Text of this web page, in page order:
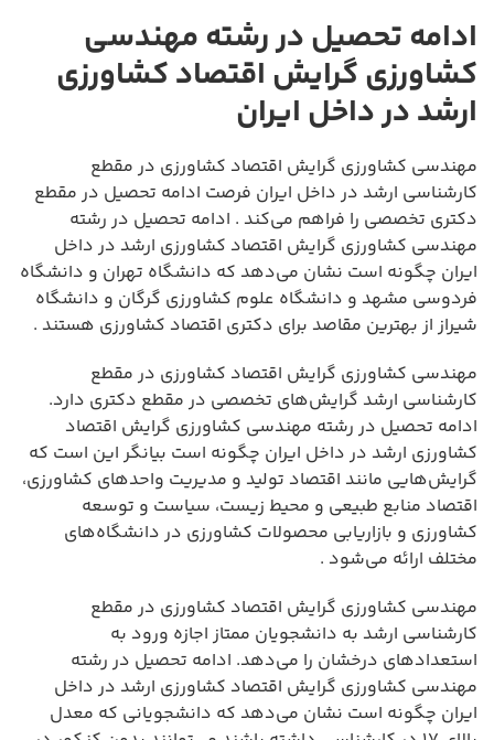
ادامه تحصیل در رشته مهندسی
کشاورزی گرایش اقتصاد کشاورزی
ارشد در داخل ایران
مهندسی کشاورزی گرایش اقتصاد کشاورزی در مقطع
کارشناسی ارشد در داخل ایران فرصت ادامه تحصیل در مقطع
دکتری تخصصی را فراهم می‌کند . ادامه تحصیل در رشته
مهندسی کشاورزی گرایش اقتصاد کشاورزی ارشد در داخل
ایران چگونه است نشان می‌دهد که دانشگاه تهران و دانشگاه
فردوسی مشهد و دانشگاه علوم کشاورزی گرگان و دانشگاه
شیراز از بهترین مقاصد برای دکتری اقتصاد کشاورزی هستند .
مهندسی کشاورزی گرایش اقتصاد کشاورزی در مقطع
کارشناسی ارشد گرایش‌های تخصصی در مقطع دکتری دارد.
ادامه تحصیل در رشته مهندسی کشاورزی گرایش اقتصاد
کشاورزی ارشد در داخل ایران چگونه است بیانگر این است که
گرایش‌هایی مانند اقتصاد تولید و مدیریت واحدهای کشاورزی،
اقتصاد منابع طبیعی و محیط زیست، سیاست و توسعه
کشاورزی و بازاریابی محصولات کشاورزی در دانشگاه‌های
مختلف ارائه می‌شود .
مهندسی کشاورزی گرایش اقتصاد کشاورزی در مقطع
کارشناسی ارشد به دانشجویان ممتاز اجازه ورود به
استعدادهای درخشان را می‌دهد. ادامه تحصیل در رشته
مهندسی کشاورزی گرایش اقتصاد کشاورزی ارشد در داخل
ایران چگونه است نشان می‌دهد که دانشجویانی که معدل